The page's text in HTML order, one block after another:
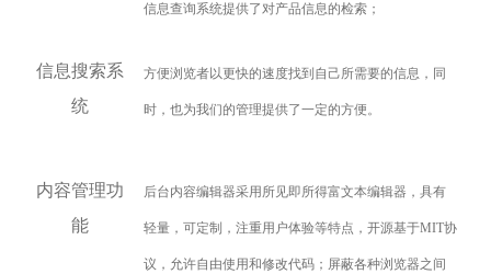
信息搜索系
统
信息查询系统提供了对产品信息的检索；
方便浏览者以更快的速度找到自己所需要的信息，同
时，也为我们的管理提供了一定的方便。
内容管理功
能
后台内容编辑器采用所见即所得富文本编辑器，具有
轻量，可定制，注重用户体验等特点，开源基于MIT协
议，允许自由使用和修改代码；屏蔽各种浏览器之间